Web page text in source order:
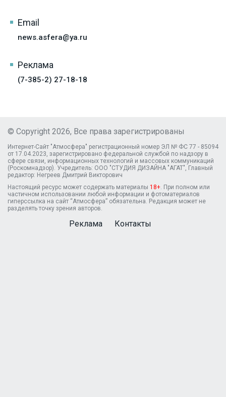
Email
news.asfera@ya.ru
Реклама
(7-385-2) 27-18-18
© Copyright 2026, Все права зарегистрированы
Интернет-Сайт "Атмосфера" регистрационный номер ЭЛ № ФС 77 - 85094
от 17.04.2023, зарегистрировано федеральной службой по надзору в
сфере связи, информационных технологий и массовых коммуникаций
(Роскомнадзор). Учредитель: ООО "СТУДИЯ ДИЗАЙНА "АГАТ", Главный
редактор: Негреев Дмитрий Викторович
Настоящий ресурс может содержать материалы 18+ . При полном или
частичном использовании любой информации и фотоматериалов
гиперссылка на сайт “Атмосфера” обязательна. Редакция может не
разделять точку зрения авторов.
Реклама Контакты